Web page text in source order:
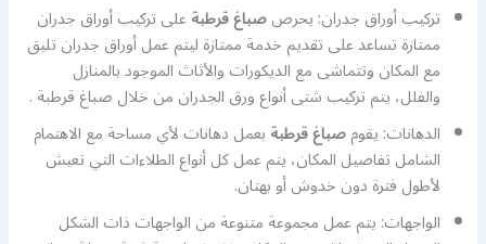
تركيب أوراق جدران: يحرصصباغ قرطبةعلى تركيب أوراق جدران
ممتازة تساعد على تقديم خدمة ممتازة ليتم عمل أوراق جدران تليق
مع المكان وتتماشى مع الديكورات والأثاث الموجود بالمنازل
والفلل، يتم تركيب شتى أنواع ورق الجدران من خلال صباغ قرطبة .
الدهانات: يقومصباغ قرطبةبعمل دهانات لأي مساحة مع الاهتمام
الشامل تفاصيل المكان، يتم عمل كل أنواع الطلاءات التي تعيش
لأطول فترة دون خدوش أو بهتان.
الواجهات: يتم عمل مجموعة متنوعة من الواجهات ذات الشكل